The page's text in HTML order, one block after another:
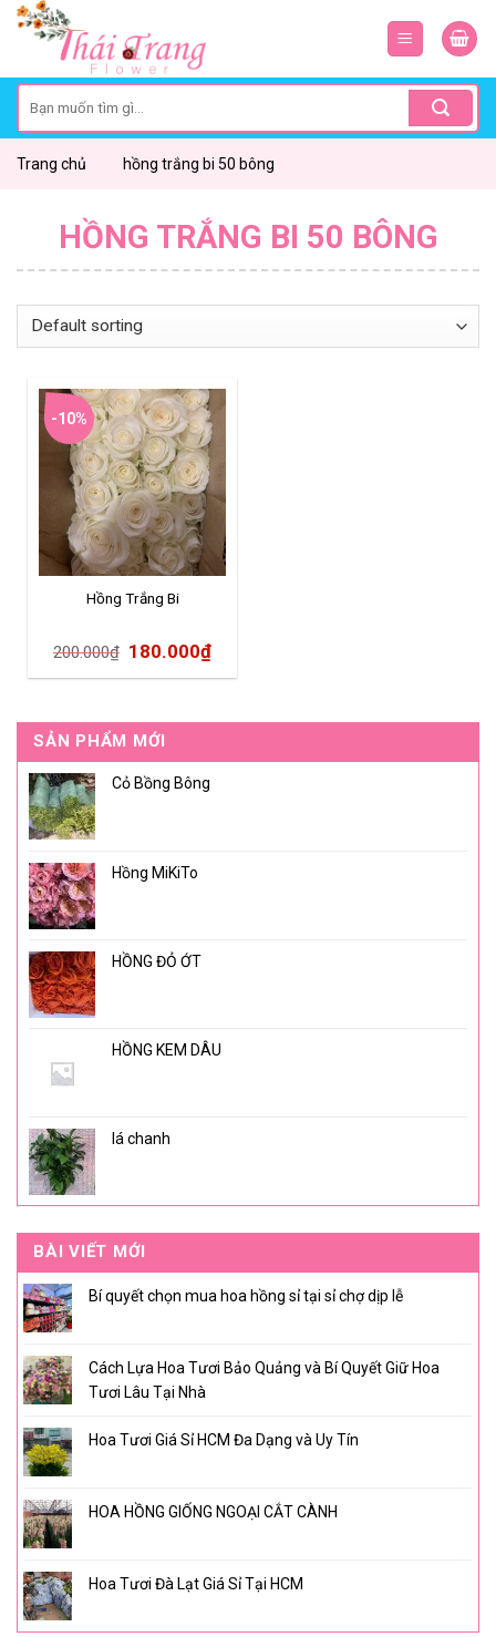
Skip
for:
Trang chủ hồng trắng bi 50 bông
HỒNG TRẮNG BI 50 BÔNG
-10%
Hồng Trắng Bi
200.000₫ 180.000₫
SẢN PHẨM MỚI
Cỏ Bồng Bông
Hồng MiKiTo
HỒNG ĐỎ ỚT
HỒNG KEM DÂU
lá chanh
BÀI VIẾT MỚI
Bí quyết chọn mua hoa hồng sỉ tại sỉ chợ dịp lễ
Cách Lựa Hoa Tươi Bảo Quảng và Bí Quyết Giữ Hoa
Tươi Lâu Tại Nhà
Hoa Tươi Giá Sỉ HCM Đa Dạng và Uy Tín
HOA HỒNG GIỐNG NGOẠI CẮT CÀNH
Hoa Tươi Đà Lạt Giá Sỉ Tại HCM